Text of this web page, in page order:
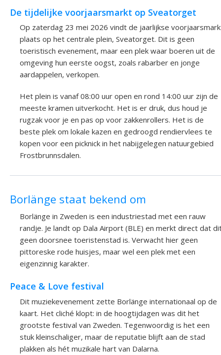
De tijdelijke voorjaarsmarkt op Sveatorget
Op zaterdag 23 mei 2026 vindt de jaarlijkse
plaats op het centrale plein, Sveatorget. Dit is geen
toeristisch evenement, maar een plek waar boeren uit de
omgeving hun eerste oogst, zoals rabarber en jonge
aardappelen, verkopen.
Het plein is vanaf 08:00 uur open en rond 14:00 uur zijn de
meeste kramen uitverkocht. Het is er druk, dus houd je
rugzak voor je en pas op voor zakkenrollers. Het is de
beste plek om lokale kazen en gedroogd rendiervlees te
kopen voor een picknick in het nabijgelegen natuurgebied
Frostbrunnsdalen.
Borlänge staat bekend om
Borlänge in Zweden is een industriestad met een rauw
randje. Je landt op Dala Airport (BLE) en merkt direct dat
geen doorsnee toeristenstad is. Verwacht hier geen
pittoreske rode huisjes, maar wel een plek met een
eigenzinnig karakter.
Peace & Love festival
Dit muziekevenement zette Borlänge internationaal op de
kaart. Het cliché klopt: in de hoogtijdagen was dit het
grootste festival van Zweden. Tegenwoordig is het een
stuk kleinschaliger, maar de reputatie blijft aan de stad
plakken als hét muzikale hart van Dalarna.